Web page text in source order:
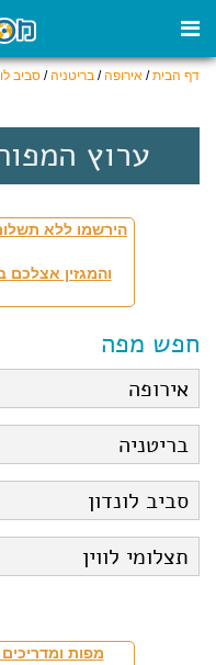
דף הבית/ אירופה/ בריטניה/ סביב
ערוץ
הירשמו ללא
והמגזין
חפש מפה
מפות